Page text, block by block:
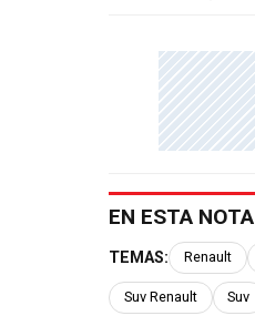
EN ESTA NOTA
TEMAS: Renault
Suv Renault Suv